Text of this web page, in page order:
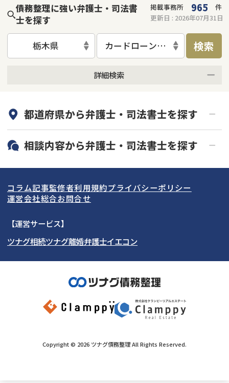
債務整理に強い弁護士・司法書
士を探す
掲載事務所 965
件
更新日 : 2026年07月31日
栃木県 カードローン・クレジット会社
検索
詳細検索
初回相談無料
土日祝の相談可能
都道府県から弁護士・司法書士を探す
北海道・東北
北海道 青森県
岩手県 宮城県
秋田県
福島県
関東
東京都 神奈川県
埼玉県
茨城県 群馬県
東海
愛知県
岐阜県 山梨県
関西
大阪府 京都府
奈良県
和歌山県
北陸・甲信越
石川県
富山県
岡山県
九州・沖縄
相談内容から弁護士・司法書士を探す
任意整理
個人再生
会社破産・法人破産
消費者金融・サラ金
カードローン・クレジッ
ト会社
奨学金
コラム記事監修者利用規約プライバシーポリシー
運営会社総合お問合せ
【運営サービス】
ツナグ相続ツナグ離婚弁護士イエコン
Copyright © 2026 ツナグ債務整理All Rights Reserved.